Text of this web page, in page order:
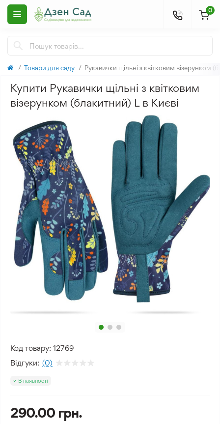
0
Товари для саду Рукавички щільні з квітковим візерунком
Купити Рукавички щільні з квітковим
візерунком (блакитний) L в Києві
Код товару: 12769
Відгуки: (0)
В наявності
290.00 грн.